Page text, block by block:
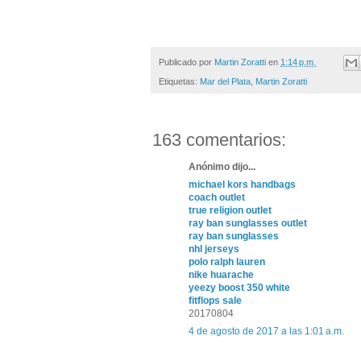
Publicado por Martin Zoratti en 1:14 p.m.
Etiquetas: Mar del Plata, Martin Zoratti
163 comentarios:
Anónimo dijo...
michael kors handbags
coach outlet
true religion outlet
ray ban sunglasses outlet
ray ban sunglasses
nhl jerseys
polo ralph lauren
nike huarache
yeezy boost 350 white
fitflops sale
20170804
4 de agosto de 2017 a las 1:01 a.m.